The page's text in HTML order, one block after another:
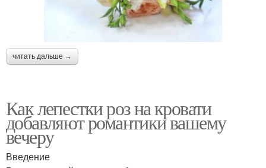
читать дальше →
Как лепестки роз на кровати
добавляют романтики вашему
вечеру
Введение